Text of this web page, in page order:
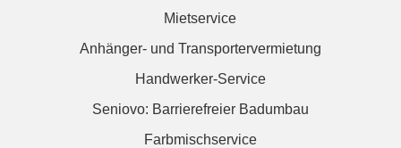
Mietservice
Anhänger- und Transportervermietung
Handwerker-Service
Seniovo: Barrierefreier Badumbau
Farbmischservice